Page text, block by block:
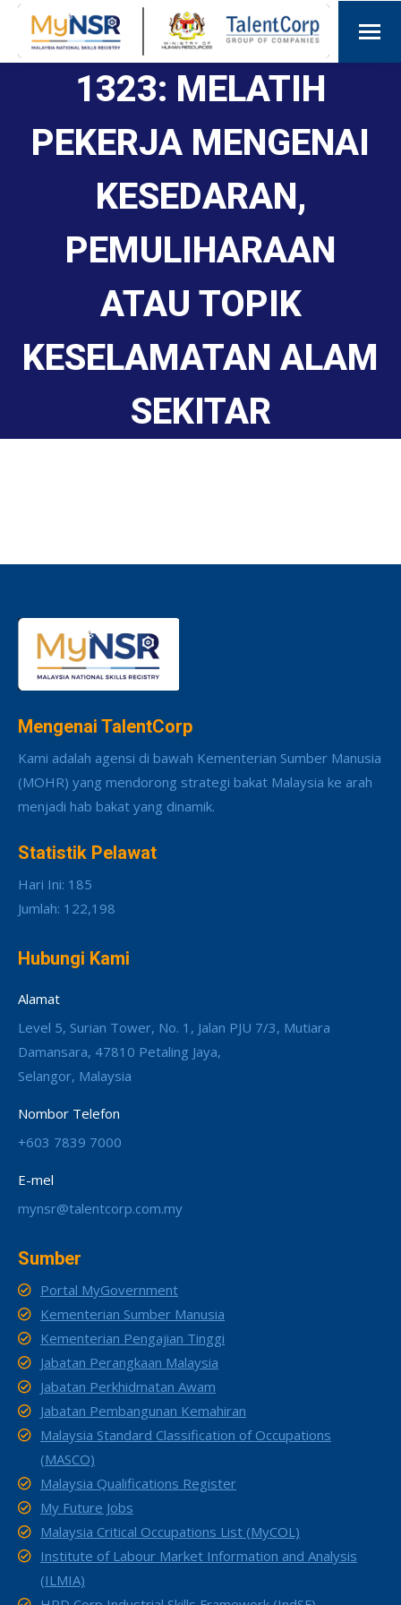
1323: MELATIH
PEKERJA MENGENAI
KESEDARAN,
PEMULIHARAAN
ATAU TOPIK
KESELAMATAN ALAM
SEKITAR
Mengenai TalentCorp
Kami adalah agensi di bawah Kementerian Sumber Manusia
(MOHR) yang mendorong strategi bakat Malaysia ke arah
menjadi hab bakat yang dinamik.
Statistik Pelawat
Hari Ini: 185
Jumlah: 122,198
Hubungi Kami
Alamat
Level 5, Surian Tower, No. 1, Jalan PJU 7/3, Mutiara
Damansara, 47810 Petaling Jaya,
Selangor, Malaysia
Nombor Telefon
+603 7839 7000
E-mel
mynsr@talentcorp.com.my
Sumber
Portal MyGovernment
Kementerian Sumber Manusia
Kementerian Pengajian Tinggi
Jabatan Perangkaan Malaysia
Jabatan Perkhidmatan Awam
Jabatan Pembangunan Kemahiran
Malaysia Standard Classification of Occupations
(MASCO)
Malaysia Qualifications Register
My Future Jobs
Malaysia Critical Occupations List (MyCOL)
Institute of Labour Market Information and Analysis
(ILMIA)